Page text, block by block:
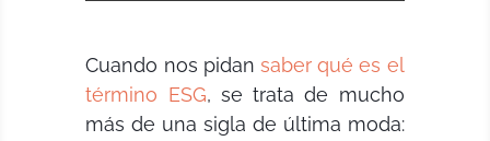
Cuando nos pidan saber qué es el
término ESG, se trata de mucho
más de una sigla de última moda: